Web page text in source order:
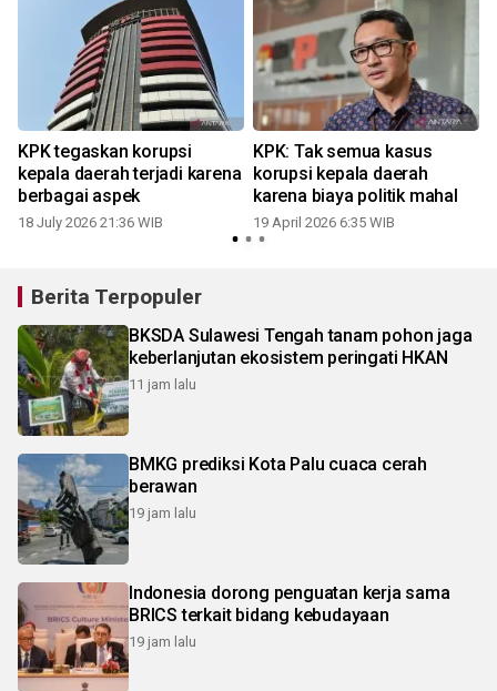
KPK tegaskan korupsi
kepala daerah terjadi karena
berbagai aspek
18 July 2026 21:36 WIB
KPK: Tak semua kasus
korupsi kepala daerah
karena biaya politik mahal
19 April 2026 6:35 WIB
Berita Terpopuler
BKSDA Sulawesi Tengah tanam pohon jaga
keberlanjutan ekosistem peringati HKAN
11 jam lalu
BMKG prediksi Kota Palu cuaca cerah
berawan
19 jam lalu
Indonesia dorong penguatan kerja sama
BRICS terkait bidang kebudayaan
19 jam lalu